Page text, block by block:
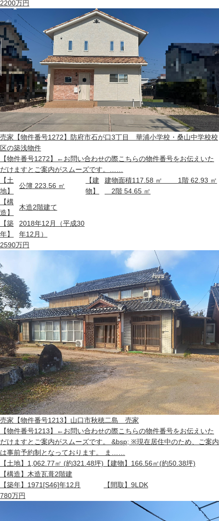
2200万円
売家 【物件番号1272】防府市石が口3丁目 華浦小学校・桑山中学校校
区の築浅物件
【物件番号1272】←お問い合わせの際こちらの物件番号をお伝えいた
だけますとご案内がスムーズです。……
【土
地】
公簿 223.56 ㎡
【建
物】
建物面積117.58 ㎡ 1階 62.93 ㎡
2階 54.65 ㎡
【構
造】
木造2階建て
【築
年】
2018年12月（平成30
年12月）
2590万円
売家 【物件番号1213】山口市秋穂二島 売家
【物件番号1213】←お問い合わせの際こちらの物件番号をお伝えいた
だけますとご案内がスムーズです。 &bsp; ※現在居住中のため、ご案内
は事前予約制となっております。 ま……
【土地】 1,062.77㎡ (約321.48坪) 【建物】 166.56㎡(約50.38坪)
【構造】 木造瓦葺2階建
【築年】 1971[S46]年12月 【間取】 9LDK
780万円